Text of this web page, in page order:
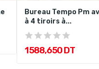
Bureau Tempo Pm
à 4 tiroirs à...
1 588,650 DT